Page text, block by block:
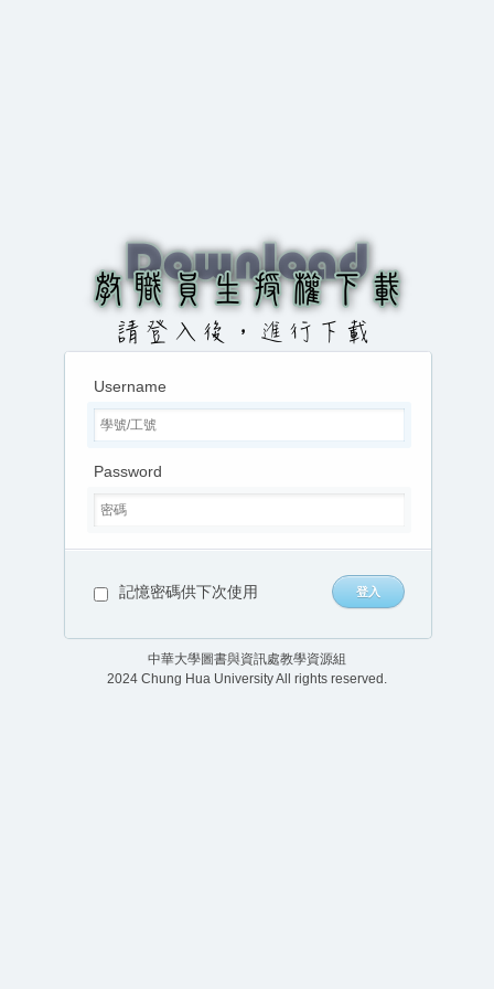
Username
Password
記憶密碼供下次使用
中華大學圖書與資訊處教學資源組
2024 Chung Hua University All rights reserved.